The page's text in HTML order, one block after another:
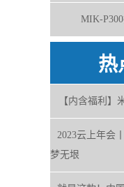
MIK-
热
【内含福利】
2023云上年会
梦无垠